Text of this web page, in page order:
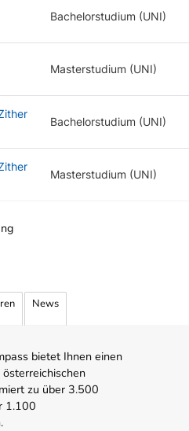
Bachelorstudium (UNI)
Masterstudium (UNI)
Bachelorstudium (UNI)
Masterstudium (UNI)
News
bietet Ihnen einen
zu über 3.500
1.100